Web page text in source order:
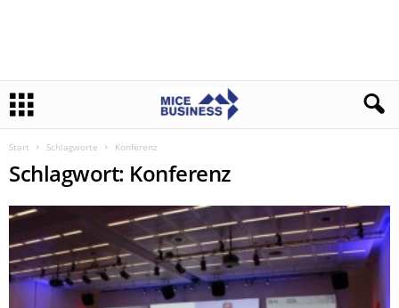
Start Schlagworte Konferenz
Schlagwort: Konferenz